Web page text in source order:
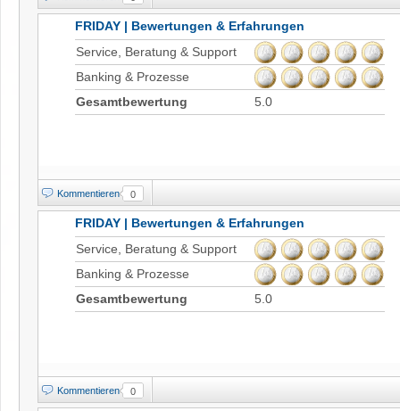
FRIDAY | Bewertungen & Erfahrungen
Service, Beratung & Support
Banking & Prozesse
Gesamtbewertung
5.0
Kommentieren 0
FRIDAY | Bewertungen & Erfahrungen
Service, Beratung & Support
Banking & Prozesse
Gesamtbewertung
5.0
Kommentieren 0